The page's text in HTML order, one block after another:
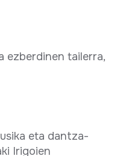
ezberdinen tailerra,
eta dantza-
Irigoien